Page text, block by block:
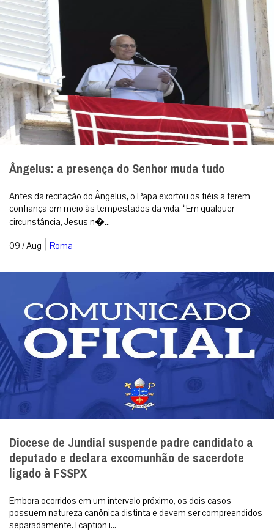
Ângelus: a presença do Senhor muda tudo
Antes da recitação do Ângelus, o Papa exortou os fiéis a terem
confiança em meio às tempestades da vida. “Em qualquer
circunstância, Jesus n�...
09 / Aug | Roma
Diocese de Jundiaí suspende padre candidato a
deputado e declara excomunhão de sacerdote
ligado à FSSPX
Embora ocorridos em um intervalo próximo, os dois casos
possuem natureza canônica distinta e devem ser compreendidos
separadamente. [caption i...